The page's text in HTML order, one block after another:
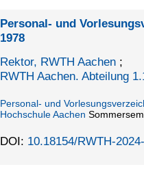
Personal- und
1978
Rektor, RWTH Aachen;
RWTH Aachen. Abteilung
Personal- und
Hochschule Aachen
DOI: 10.18154/RWTH-